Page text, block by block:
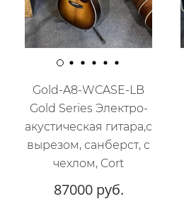
Gold-A8-WCASE-LB
Gold Series Электро-
акустическая гитара,с
вырезом, санберст, с
чехлом, Cort
87000 руб.